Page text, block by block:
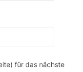
für das nächste